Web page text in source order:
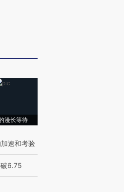
漫长等待
速和考验
6.75